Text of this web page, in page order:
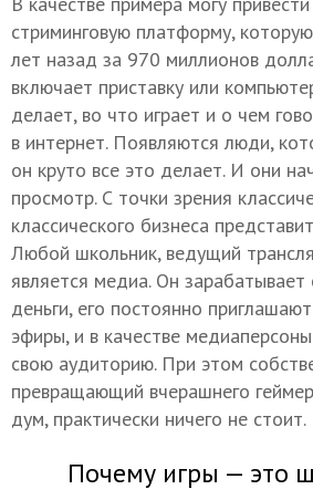
стриминговую платформу,
лет назад за 970 миллионов
включает приставку или
делает, во что играет и о чем
в интернет. Появляются люди,
он круто все это делает. И они
просмотр. С точки зрения
классического бизнеса
Любой школьник, ведущий
является медиа. Он зарабатывает
деньги, его постоянно
эфиры, и в качестве
свою аудиторию. При этом
превращающий вчерашнего
дум, практически ничего не стоит.
Почему игры — это